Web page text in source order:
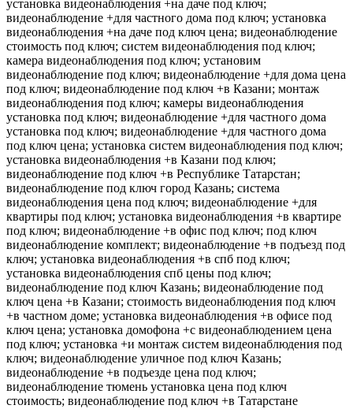
установка видеонаблюдения +на даче под ключ;
видеонаблюдение +для частного дома под ключ; установка
видеонаблюдения +на даче под ключ цена; видеонаблюдение
стоимость под ключ; систем видеонаблюдения под ключ;
камера видеонаблюдения под ключ; установим
видеонаблюдение под ключ; видеонаблюдение +для дома цена
под ключ; видеонаблюдение под ключ +в Казани; монтаж
видеонаблюдения под ключ; камеры видеонаблюдения
установка под ключ; видеонаблюдение +для частного дома
установка под ключ; видеонаблюдение +для частного дома
под ключ цена; установка систем видеонаблюдения под ключ;
установка видеонаблюдения +в Казани под ключ;
видеонаблюдение под ключ +в Республике Татарстан;
видеонаблюдение под ключ город Казань; система
видеонаблюдения цена под ключ; видеонаблюдение +для
квартиры под ключ; установка видеонаблюдения +в квартире
под ключ; видеонаблюдение +в офис под ключ; под ключ
видеонаблюдение комплект; видеонаблюдение +в подъезд под
ключ; установка видеонаблюдения +в спб под ключ;
установка видеонаблюдения спб цены под ключ;
видеонаблюдение под ключ Казань; видеонаблюдение под
ключ цена +в Казани; стоимость видеонаблюдения под ключ
+в частном доме; установка видеонаблюдения +в офисе под
ключ цена; установка домофона +с видеонаблюдением цена
под ключ; установка +и монтаж систем видеонаблюдения под
ключ; видеонаблюдение уличное под ключ Казань;
видеонаблюдение +в подъезде цена под ключ;
видеонаблюдение тюмень установка цена под ключ
стоимость; видеонаблюдение под ключ +в Татарстане